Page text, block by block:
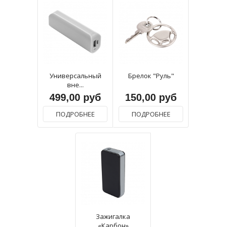
Универсальный
вне...
499,00 руб
ПОДРОБНЕЕ
Брелок "Руль"
150,00 руб
ПОДРОБНЕЕ
Зажигалка